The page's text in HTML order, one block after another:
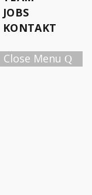
JOBS
KONTAKT
Close Menu